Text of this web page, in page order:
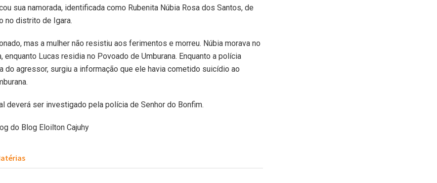
sua namorada, identificada como Rubenita Núbia Rosa dos Santos, de
no distrito de Igara.
mas a mulher não resistiu aos ferimentos e morreu. Núbia morava no
enquanto Lucas residia no Povoado de Umburana. Enquanto a polícia
do agressor, surgiu a informação que ele havia cometido suicídio ao
deverá ser investigado pela polícia de Senhor do Bonfim.
do Blog Eloilton Cajuhy